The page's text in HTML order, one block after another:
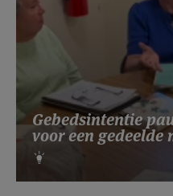
Gebedsintentie
voor een gedeelde